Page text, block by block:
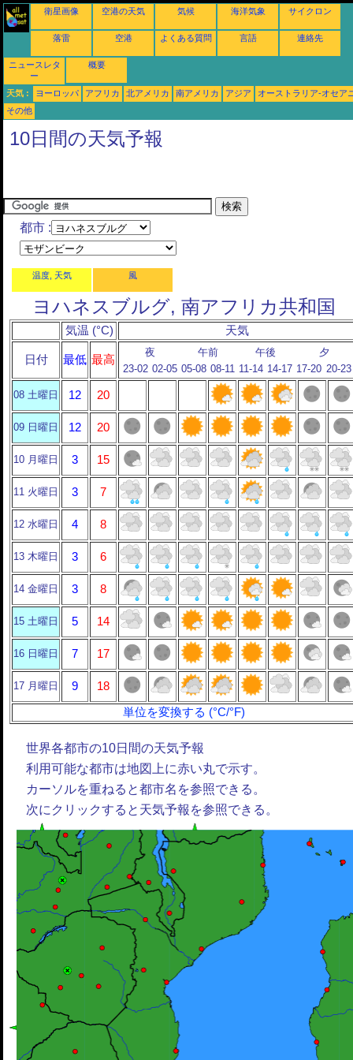
衛星画像 空港の天気 気候 海洋気象 サイクロン
落雷 空港 よくある質問 言語 連絡先
ニュースレタ
ー
概要
天気 : ヨーロッパ アフリカ 北アメリカ 南アメリカ アジア
オーストラリア-オセア
その他
10日間の天気予報
都市 :
温度, 天気 風
ヨハネスブルグ, 南アフリカ共和国
気温 (°C) 天気
日付 最低 最高
夜 午前 午後
夕
23-02 02-05 05-08 08-11 11-14 14-17 17-20 20-23
08 土曜日 12 20
09 日曜日 12 20
10 月曜日 3 15
11 火曜日 3 7
12 水曜日 4 8
13 木曜日 3 6
14 金曜日 3 8
15 土曜日 5 14
16 日曜日 7 17
17 月曜日 9 18
単位を変換する (°C/°F)
世界各都市の10日間の天気予報
利用可能な都市は地図上に赤い丸で示す。
カーソルを重ねると都市名を参照できる。
次にクリックすると天気予報を参照できる。